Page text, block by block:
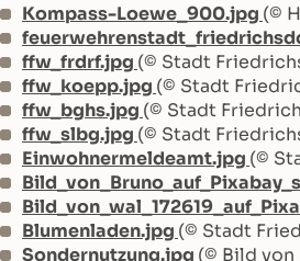
Kompass-Loewe_900.jpg (©
ffw_frdrf.jpg (© Stadt
ffw_koepp.jpg (© Stadt
ffw_bghs.jpg (© Stadt
ffw_slbg.jpg (© Stadt
Einwohnermeldeamt.jpg (©
Blumenladen.jpg (© Stadt
Sondernutzung.jpg (© Bild von